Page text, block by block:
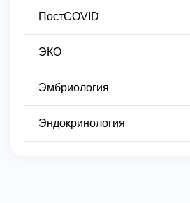
ПостCOVID
ЭКО
Эмбриология
Эндокринология